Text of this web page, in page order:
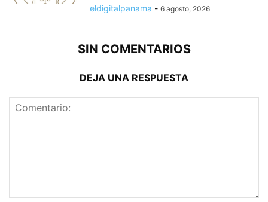
eldigitalpanama - 6 agosto, 2026
SIN COMENTARIOS
DEJA UNA RESPUESTA